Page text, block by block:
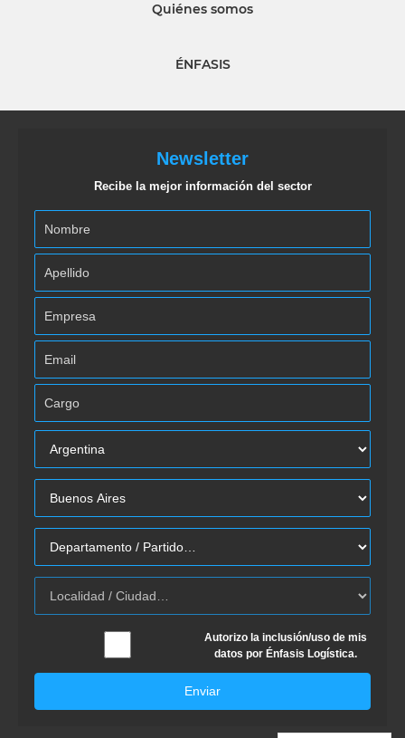
Quiénes somos
ÉNFASIS
Newsletter
Recibe la mejor información del sector
Autorizo la inclusión/uso de mis
datos por Énfasis Logística.
Enviar